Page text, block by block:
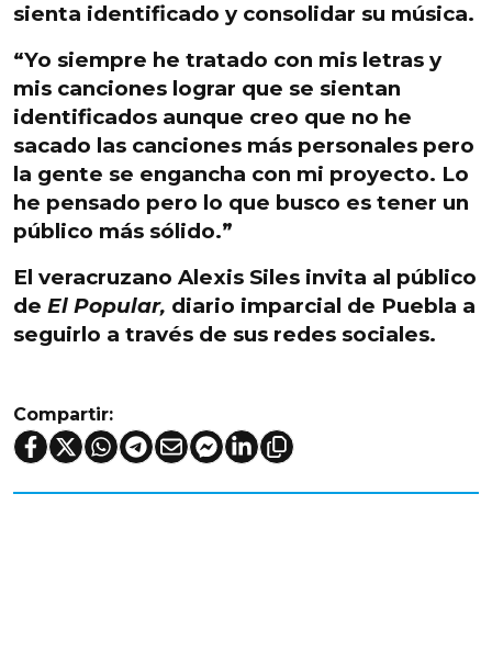
sienta identificado y consolidar su música.
“Yo siempre he tratado con mis letras y
mis canciones lograr que se sientan
identificados aunque creo que no he
sacado las canciones más personales pero
la gente se engancha con mi proyecto. Lo
he pensado pero lo que busco es tener un
público más sólido.”
El veracruzano Alexis Siles invita al público
de El Popular, diario imparcial de Puebla a
seguirlo a través de sus redes sociales.
Compartir: